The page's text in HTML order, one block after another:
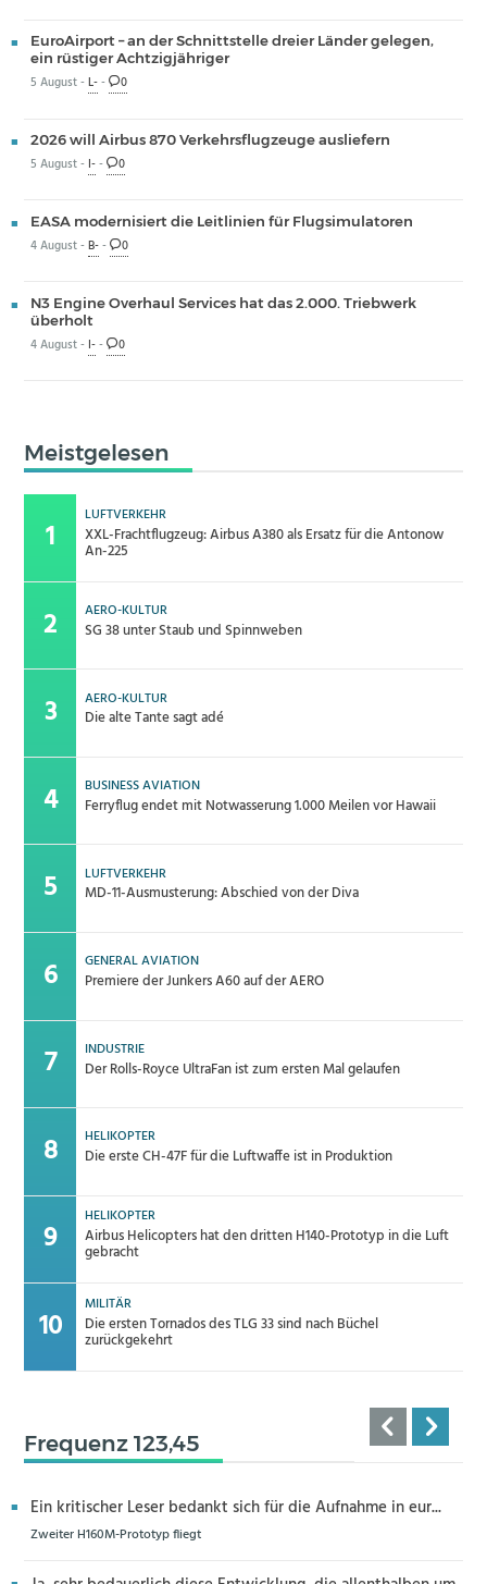
EuroAirport – an der Schnittstelle dreier Länder gelegen,
ein rüstiger Achtzigjähriger
5 August -L-- 0
2026 will Airbus 870 Verkehrsflugzeuge ausliefern
5 August - I-- 0
EASA modernisiert die Leitlinien für Flugsimulatoren
4 August -B-- 0
N3 Engine Overhaul Services hat das 2.000. Triebwerk
überholt
4 August - I-- 0
Meistgelesen
LUFTVERKEHR
XXL-Frachtflugzeug: Airbus A380 als Ersatz für die Antonow
An-225
AERO-KULTUR
SG 38 unter Staub und Spinnweben
AERO-KULTUR
Die alte Tante sagt adé
BUSINESS AVIATION
Ferryflug endet mit Notwasserung 1.000 Meilen vor Hawaii
LUFTVERKEHR
MD-11-Ausmusterung: Abschied von der Diva
GENERAL AVIATION
Premiere der Junkers A60 auf der AERO
INDUSTRIE
Der Rolls-Royce UltraFan ist zum ersten Mal gelaufen
HELIKOPTER
Die erste CH-47F für die Luftwaffe ist in Produktion
HELIKOPTER
Airbus Helicopters hat den dritten H140-Prototyp in die Luft
gebracht
MILITÄR
Die ersten Tornados des TLG 33 sind nach Büchel
zurückgekehrt
Frequenz 123,45
Ein kritischer Leser bedankt sich für die Aufnahme in eur...
Zweiter H160M-Prototyp fliegt